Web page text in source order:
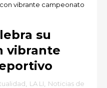
vibrante campeonato
su
vibrante
LA LI
Noticias de